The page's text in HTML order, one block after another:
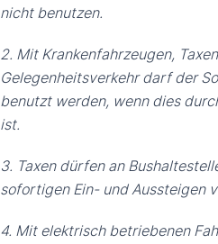
nicht benutzen.
2. Mit Krankenfahrzeugen,
Gelegenheitsverkehr darf der
benutzt werden, wenn dies
ist.
3. Taxen dürfen an
sofortigen Ein- und Aussteigen
4. Mit elektrisch betriebenen